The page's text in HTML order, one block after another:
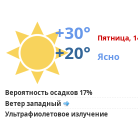
+30°
+20°
Пятница,
Ясно
Вероятность осадков 17%
Ветер западный
Ультрафиолетовое излучение